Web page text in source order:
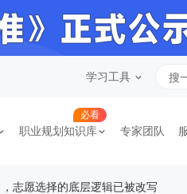
学习工具
必看
职业规划知识库 专家团队
志愿选择的底层逻辑已被改写